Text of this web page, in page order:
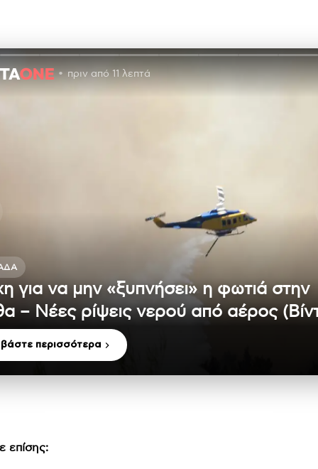
πριν από 11 λεπτά
για να μην «ξυπνήσει» η φωτιά στην
– Νέες ρίψεις νερού από αέρος
περισσότερα
επίσης: